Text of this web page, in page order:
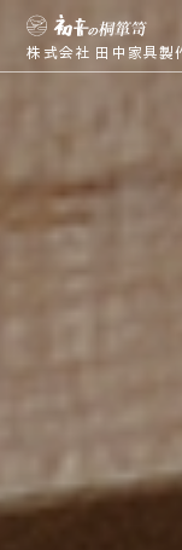
株式会社 田中家具製